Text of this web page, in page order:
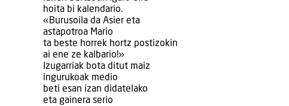
hoita bi kalendario.
«Burusoila da Asier eta
astapotroa Mario
ta beste horrek hortz postizokin
ai ene ze kalbario!»
Izugarriak bota ditut maiz
ingurukoak medio
beti esan izan didatelako
eta gainera serio